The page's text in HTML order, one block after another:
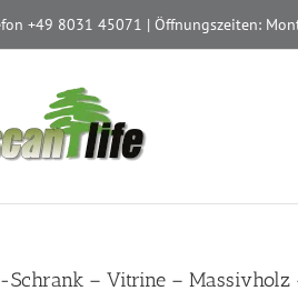
+49 8031 45071 | Öffnungszeiten:
Schrank – Vitrine – Massivholz